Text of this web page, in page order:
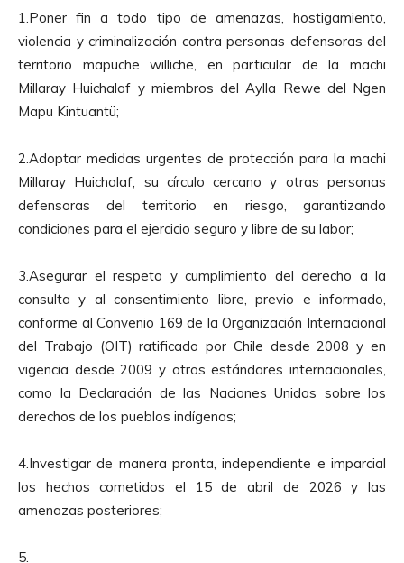
1.Poner fin a todo tipo de amenazas, hostigamiento,
violencia y criminalización contra personas defensoras del
territorio mapuche williche, en particular de la machi
Millaray Huichalaf y miembros del Aylla Rewe del Ngen
Mapu Kintuantü;
2.Adoptar medidas urgentes de protección para la machi
Millaray Huichalaf, su círculo cercano y otras personas
defensoras del territorio en riesgo, garantizando
condiciones para el ejercicio seguro y libre de su labor;
3.Asegurar el respeto y cumplimiento del derecho a la
consulta y al consentimiento libre, previo e informado,
conforme al Convenio 169 de la Organización Internacional
del Trabajo (OIT) ratificado por Chile desde 2008 y en
vigencia desde 2009 y otros estándares internacionales,
como la Declaración de las Naciones Unidas sobre los
derechos de los pueblos indígenas;
4.Investigar de manera pronta, independiente e imparcial
los hechos cometidos el 15 de abril de 2026 y las
amenazas posteriores;
5.